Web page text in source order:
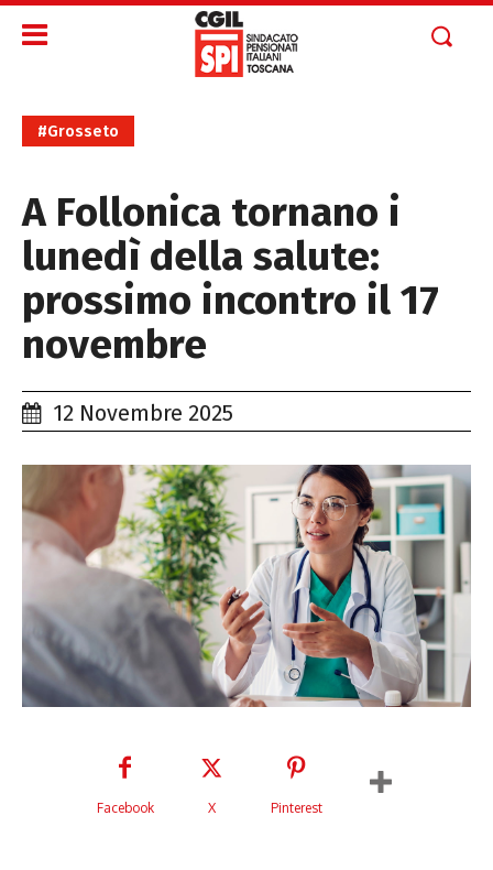
#Grosseto
A Follonica tornano i
lunedì della salute:
prossimo incontro il 17
novembre
12 Novembre 2025
Facebook X Pinterest